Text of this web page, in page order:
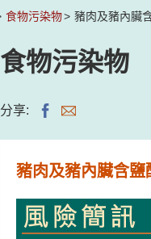
食物污染物 豬肉及豬內臟
食物污染物
分享:
豬肉及豬內臟含鹽